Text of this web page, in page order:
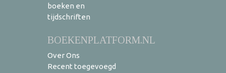
boeken en
tijdschriften
BOEKENPLATFORM.NL
Over Ons
Recent toegevoegd